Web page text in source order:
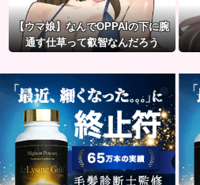
【ウマ娘】なんでOPPAIの下に腕
通す仕草って叡智なんだろう